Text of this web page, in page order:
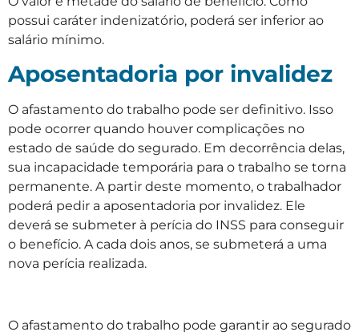
possui caráter indenizatório, poderá ser inferior ao
salário mínimo.
Aposentadoria por invalidez
O afastamento do trabalho pode ser definitivo. Isso
pode ocorrer quando houver complicações no
estado de saúde do segurado. Em decorrência delas,
sua incapacidade temporária para o trabalho se torna
permanente. A partir deste momento, o trabalhador
poderá pedir a aposentadoria por invalidez. Ele
deverá se submeter à perícia do INSS para conseguir
o benefício. A cada dois anos, se submeterá a uma
nova perícia realizada.
O afastamento do trabalho pode garantir ao segurado